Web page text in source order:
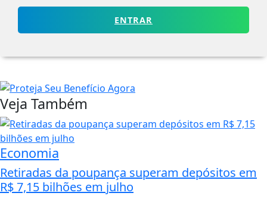
ENTRAR
Veja Também
Economia
Retiradas da poupança superam depósitos em
R$ 7,15 bilhões em julho